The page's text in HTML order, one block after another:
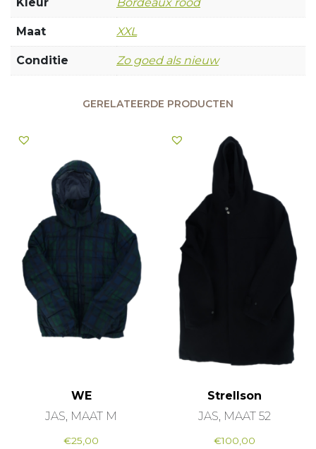
Maat XXL
Conditie Zo goed als nieuw
GERELATEERDE PRODUCTEN
WE
JAS, MAAT M
€25,00
Strellson
JAS, MAAT 52
€100,00